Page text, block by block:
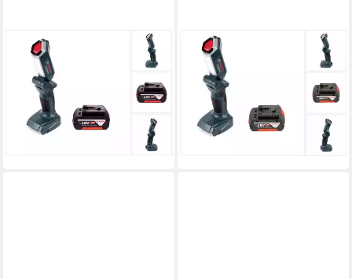
BOSCH PROFESSIONAL
Baustrahler GLI 18V-300
Akku Lampe + 1x GBA 18 V
4,0 Ah Akku - ohne Ladegerät
149,10 €
lieferbar - in 2-3 Werktagen bei dir
BOSCH PROFESSIONAL
Baustrahler GLI 18V-300
Akku LED Lampe 18V 300lm
+ 1x 5,0Ah Akku - ohne
Ladegerät
162,21 €
lieferbar - in 2-3 Werktagen bei dir